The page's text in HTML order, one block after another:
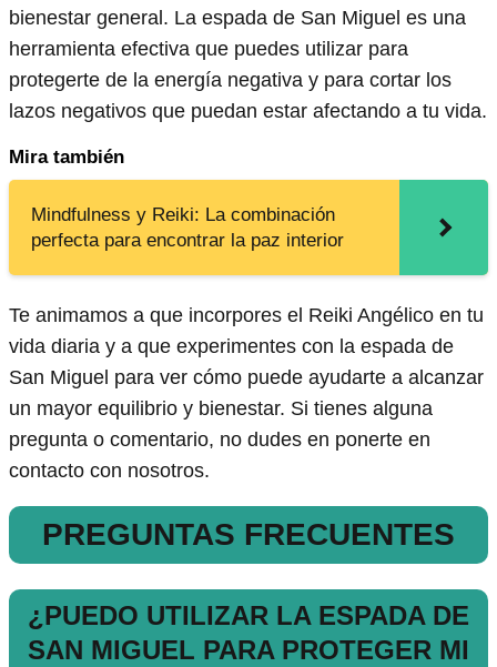
bienestar general. La espada de San Miguel es una
herramienta efectiva que puedes utilizar para
protegerte de la energía negativa y para cortar los
lazos negativos que puedan estar afectando a tu vida.
Mira también
Mindfulness y Reiki: La combinación
perfecta para encontrar la paz interior
Te animamos a que incorpores el Reiki Angélico en tu
vida diaria y a que experimentes con la espada de
San Miguel para ver cómo puede ayudarte a alcanzar
un mayor equilibrio y bienestar. Si tienes alguna
pregunta o comentario, no dudes en ponerte en
contacto con nosotros.
PREGUNTAS FRECUENTES
¿PUEDO UTILIZAR LA ESPADA DE
SAN MIGUEL PARA PROTEGER MI